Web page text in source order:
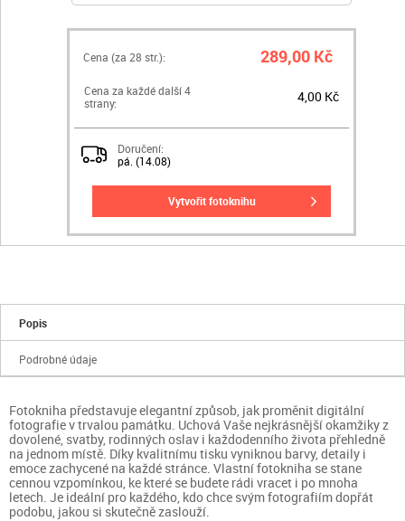
Cena (za 28 str.): 289,00 Kč
Cena za každé další 4
strany:
4,00 Kč
Doručení:
pá. (14.08)
vytvořit fotoknihu
Popis
Podrobné údaje
Fotokniha představuje elegantní způsob, jak proměnit digitální
fotografie v trvalou památku. Uchová Vaše nejkrásnější okamžiky z
dovolené, svatby, rodinných oslav i každodenního života přehledně
na jednom místě. Díky kvalitnímu tisku vyniknou barvy, detaily i
emoce zachycené na každé stránce. Vlastní fotokniha se stane
cennou vzpomínkou, ke které se budete rádi vracet i po mnoha
letech. Je ideální pro každého, kdo chce svým fotografiím dopřát
podobu, jakou si skutečně zaslouží.